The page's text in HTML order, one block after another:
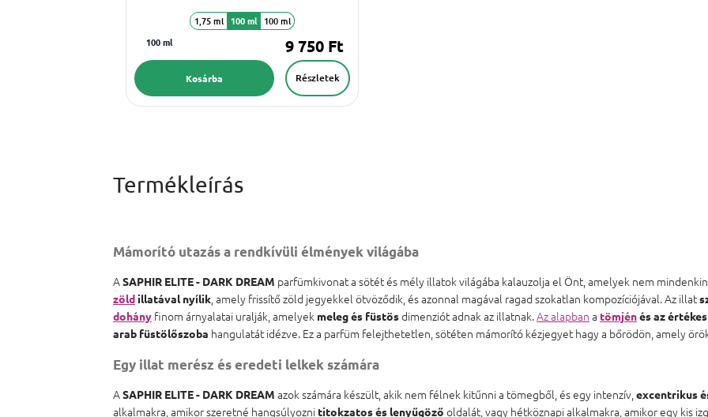
1,75 ml 100 ml 100 ml
100 ml 9 750 Ft
Részletek
Kosárba
Mámorító utazás a rendkívüli élmények világába
ASAPHIR ELITE - DARK DREAM parfümkivonat a sötét és mély illatok világába kalauzolja el Önt, amelyek nem
zöld illatával nyílik , amely frissítő zöld jegyekkel ötvöződik, és azonnal magával ragad szokatlan kompozíciójával. Az illat
dohány finom árnyalatai uralják, amelyek meleg és füstösdimenziót adnak az illatnak.Az alapban a tömjénés az
arab füstölőszoba hangulatát idézve. Ez a parfüm felejthetetlen, sötéten mámorító kézjegyet hagy a bőrödön, amely
Egy illat merész és eredeti lelkek számára
ASAPHIR ELITE - DARK DREAM azok számára készült, akik nem félnek kitűnni a tömegből, és egy intenzív, excentrikus
alkalmakra, amikor szeretné hangsúlyozni titokzatos és lenyűgöző oldalát, vagy hétköznapi alkalmakra, amikor egy kis